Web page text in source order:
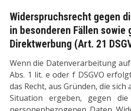
Widerspruchsrecht gegen
in besonderen Fällen sowie
Direktwerbung (Art. 21
Wenn die Datenverarbeitung
Abs. 1 lit. e oder f DSGVO
das Recht, aus Gründen, die
Situation ergeben, gegen